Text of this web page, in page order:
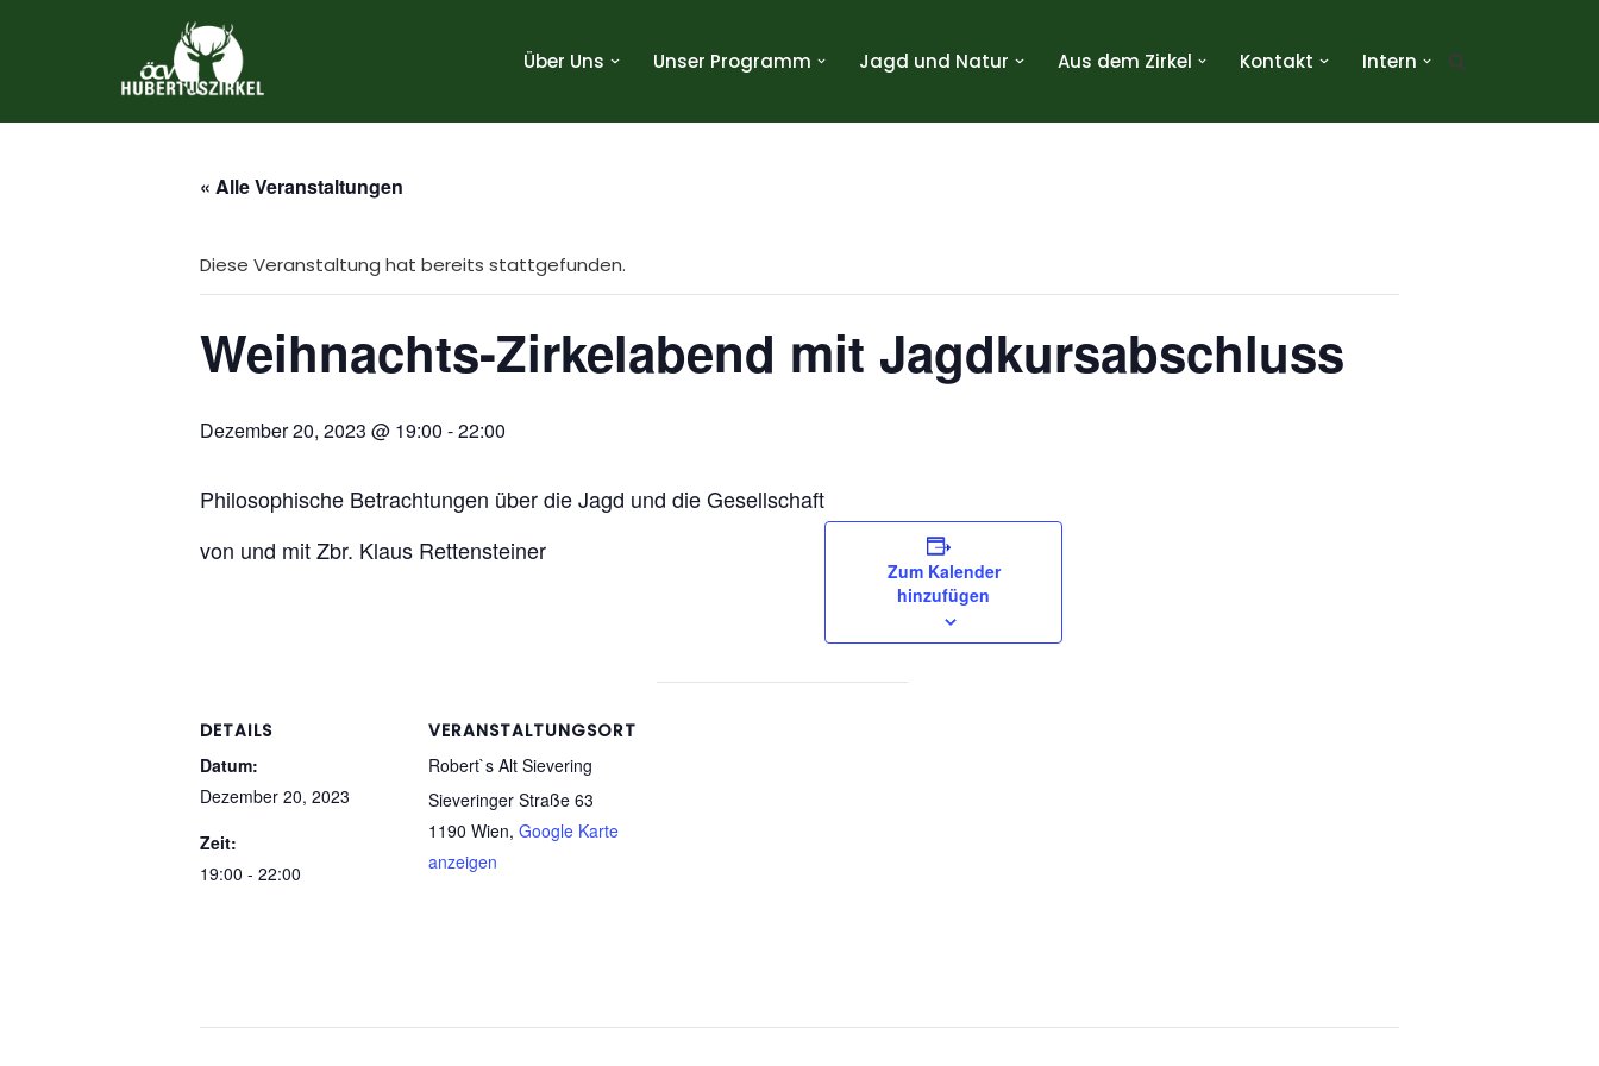
springen
Über Uns Unser Programm Jagd und Natur Aus dem Zirkel Kontakt Intern
« Alle Veranstaltungen
Diese Veranstaltung hat bereits stattgefunden.
Weihnachts-Zirkelabend mit Jagdkursabschluss
Dezember 20, 2023 @ 19:00 -22:00
Philosophische Betrachtungen über die Jagd und die Gesellschaft
von und mit Zbr. Klaus Rettensteiner
Zum Kalender
hinzufügen
DETAILS
Datum:
Dezember 20, 2023
Zeit:
19:00 - 22:00
VERANSTALTUNGSORT
Robert`s Alt Sievering
Sieveringer Straße 63
1190 Wien, Google Karte
anzeigen